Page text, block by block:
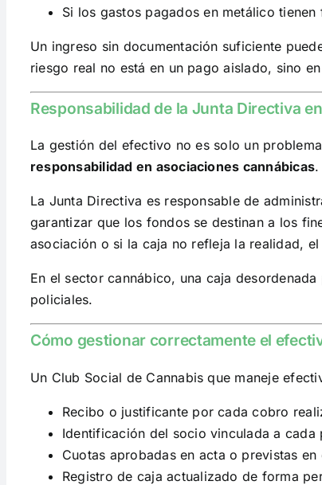
Si los gastos pagados en metálico
Un ingreso sin documentación suficiente
riesgo real no está en un pago aislado, sino
Responsabilidad de la Junta Directiva
La gestión del efectivo no es solo un
responsabilidad en asociaciones cannábicas.
La Junta Directiva es responsable de
garantizar que los fondos se destinan a los
asociación o si la caja no refleja la realidad,
En el sector cannábico, una caja
policiales.
Cómo gestionar correctamente el
Un Club Social de Cannabis que maneje
Recibo o justificante por cada cobro
Identificación del socio vinculada a cada
Cuotas aprobadas en acta o previstas
Registro de caja actualizado de forma